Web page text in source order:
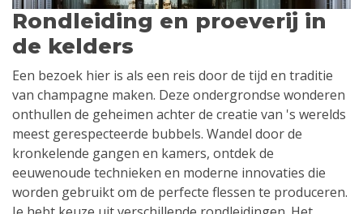
Rondleiding en proeverij in
de kelders
Een bezoek hier is als een reis door de tijd en traditie
van champagne maken. Deze ondergrondse wonderen
onthullen de geheimen achter de creatie van 's werelds
meest gerespecteerde bubbels. Wandel door de
kronkelende gangen en kamers, ontdek de
eeuwenoude technieken en moderne innovaties die
worden gebruikt om de perfecte flessen te produceren.